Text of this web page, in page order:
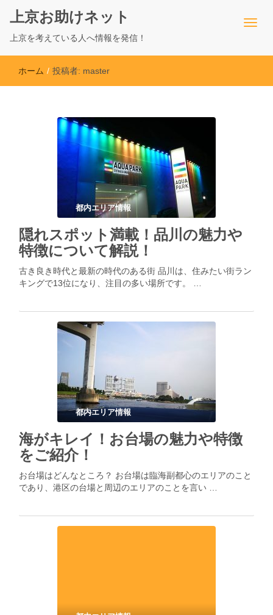
上京お助けネット
上京を考えている人へ情報を発信！
ホーム / 投稿者: master
都内エリア情報
隠れスポット満載！品川の魅力や
特徴について解説！
古き良き時代と最新の時代のある街 品川は、住みたい街ラン
キングで13位になり、注目の多い場所です。 …
都内エリア情報
海がキレイ！お台場の魅力や特徴
をご紹介！
お台場はどんなところ？ お台場は臨海副都心のエリアのこと
であり、港区の台場と周辺のエリアのことを言い …